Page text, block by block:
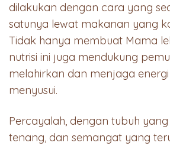
dilakukan dengan cara yang
satunya lewat makanan yang
Tidak hanya membuat Mama
nutrisi ini juga mendukung
melahirkan dan menjaga
menyusui.
Percayalah, dengan tubuh
tenang, dan semangat yang